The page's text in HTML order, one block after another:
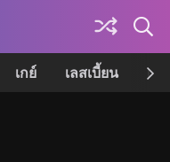
เกย์ เลสเบี้ยน เค